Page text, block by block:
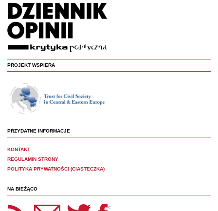
PROJEKT WSPIERA
PRZYDATNE INFORMACJE
KONTAKT
REGULAMIN STRONY
POLITYKA PRYWATNOŚCI (CIASTECZKA)
NA BIEŻĄCO
Panoptyka Facebook <